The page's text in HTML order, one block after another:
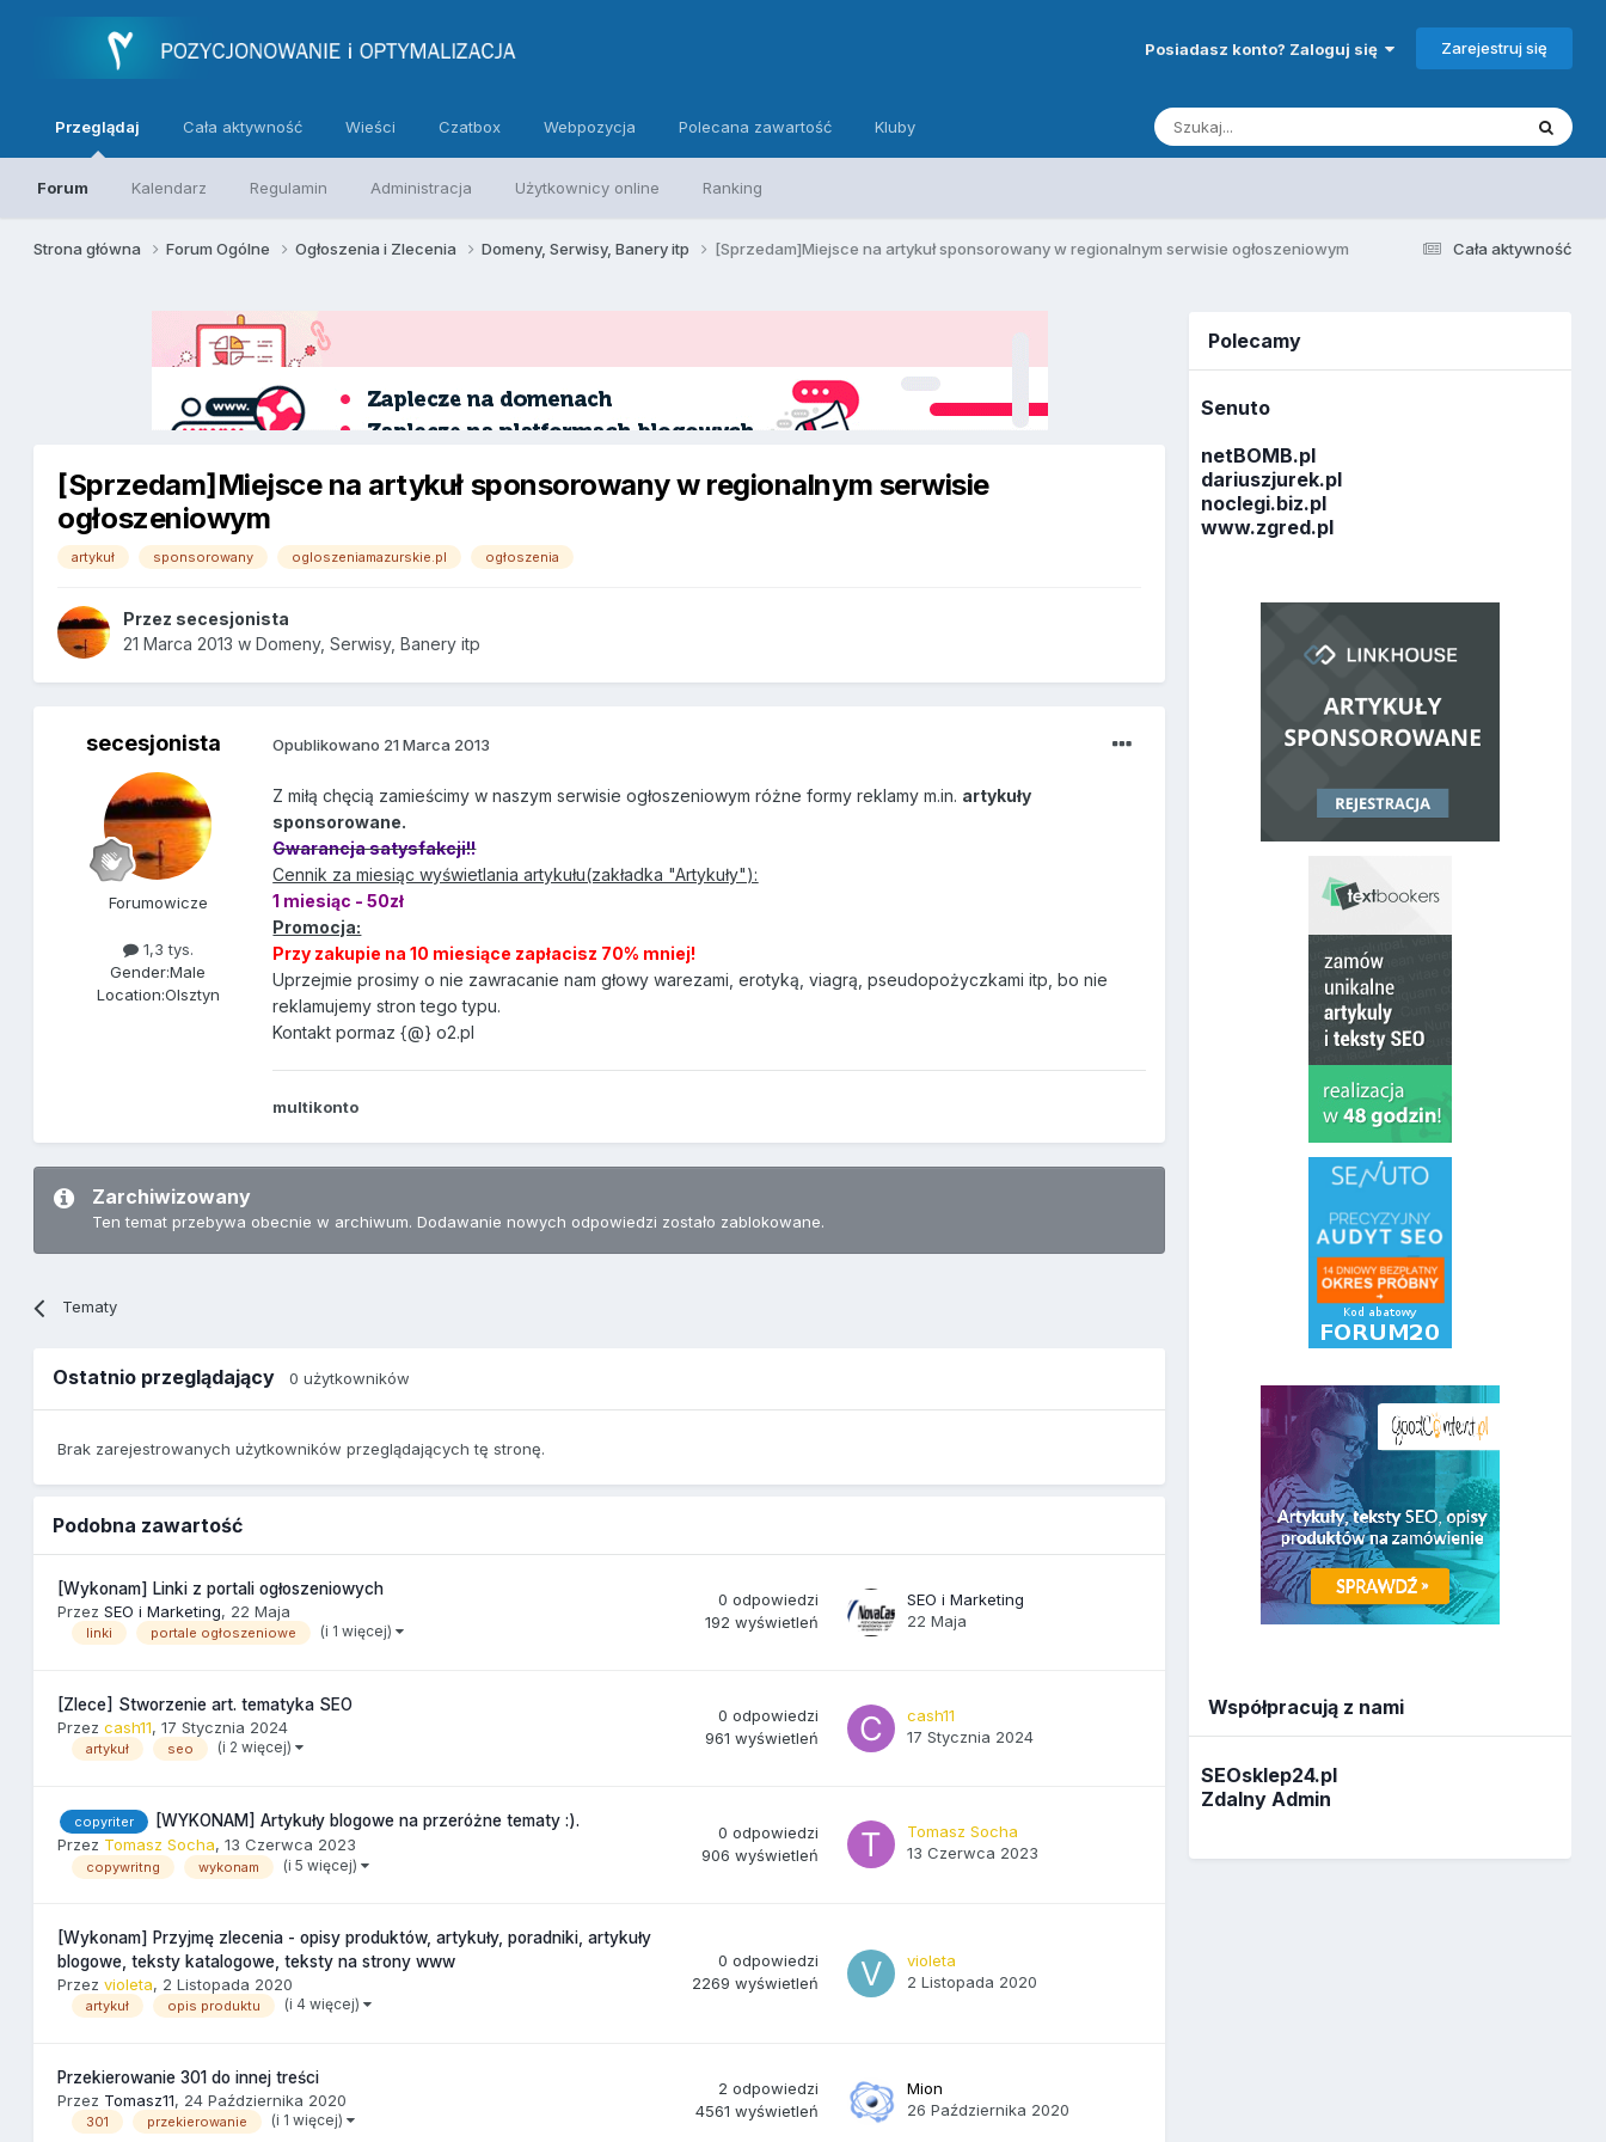
Posiadasz konto? Zaloguj się Zarejestruj się
Przeglądaj
Forum Kalendarz Regulamin Administracja Użytkownicy online Ranking
Cała aktywność Wieści Czatbox Webpozycja Polecana zawartość Kluby
Cała aktywność
Strona główna Forum Ogólne Ogłoszenia i Zlecenia Domeny, Serwisy, Banery itp [Sprzedam]Miejsce na artykuł sponsorowany w regionalnym serwisie ogłoszeniowym
[Sprzedam]Miejsce na artykuł sponsorowany w regionalnym serwisie
ogłoszeniowym
artykuł sponsorowany ogloszeniamazurskie.pl ogłoszenia
Przez secesjonista
21 Marca 2013 wDomeny, Serwisy, Banery itp
secesjonista
Forumowicze
1,3 tys.
Gender:Male
Location:Olsztyn
Opublikowano 21 Marca 2013
Z miłą chęcią zamieścimy w naszym serwisie ogłoszeniowym różne formy reklamy m.in. artykuły
sponsorowane.
Gwarancja satysfakcji!!
Cennik za miesiąc wyświetlania artykułu(zakładka "Artykuły"):
1 miesiąc - 50zł
Promocja:
Przy zakupie na 10 miesiące zapłacisz 70% mniej!
Uprzejmie prosimy o nie zawracanie nam głowy warezami, erotyką, viagrą, pseudopożyczkami itp, bo nie
reklamujemy stron tego typu.
Kontakt pormaz {@} o2.pl
multikonto
Zarchiwizowany
Ten temat przebywa obecnie w archiwum. Dodawanie nowych odpowiedzi zostało zablokowane.
Tematy
Ostatnio przeglądający0 użytkowników
Brak zarejestrowanych użytkowników przeglądających tę stronę.
Podobna zawartość
[Wykonam] Linki z portali ogłoszeniowych
PrzezSEO i Marketing, 22 Maja
linki portale ogłoszeniowe (i 1 więcej)
0 odpowiedzi
192 wyświetleń
SEO i Marketing
22 Maja
[Zlece] Stworzenie art. tematyka SEO
Przezcash11,17 Stycznia 2024
artykuł seo (i 2 więcej)
0 odpowiedzi
961 wyświetleń
cash11
17 Stycznia 2024
copyriter
[WYKONAM] Artykuły blogowe na przeróżne tematy :).
Przez Tomasz Socha,13 Czerwca 2023
copywritng wykonam (i 5 więcej)
0 odpowiedzi
906 wyświetleń
Tomasz Socha
13 Czerwca 2023
[Wykonam] Przyjmę zlecenia - opisy produktów, artykuły, poradniki, artykuły
blogowe, teksty katalogowe, teksty na strony www
Przezvioleta, 2 Listopada 2020
artykuł opis produktu (i 4 więcej)
0 odpowiedzi
2269 wyświetleń
violeta
2 Listopada 2020
Przekierowanie 301 do innej treści
Przez Tomasz11, 24 Października 2020
301 przekierowanie (i 1 więcej)
2 odpowiedzi
4561 wyświetleń
Mion
26 Października 2020
Polecamy
Senuto
netBOMB.pl
dariuszjurek.pl
noclegi.biz.pl
www.zgred.pl
Współpracują z nami
SEOsklep24.pl
Zdalny Admin